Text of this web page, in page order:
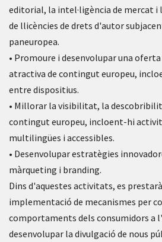
editorial, la intel·ligència de mercat i
de llicències de drets d'autor
paneuropea.
• Promoure i desenvolupar una
atractiva de contingut europeu,
entre dispositius.
• Millorar la visibilitat, la
contingut europeu, incloent-hi
multilingües i accessibles.
• Desenvolupar estratègies
màrqueting i branding.
Dins d'aquestes activitats, es
implementació de mecanismes per
comportaments dels consumidors a
desenvolupar la divulgació de nous